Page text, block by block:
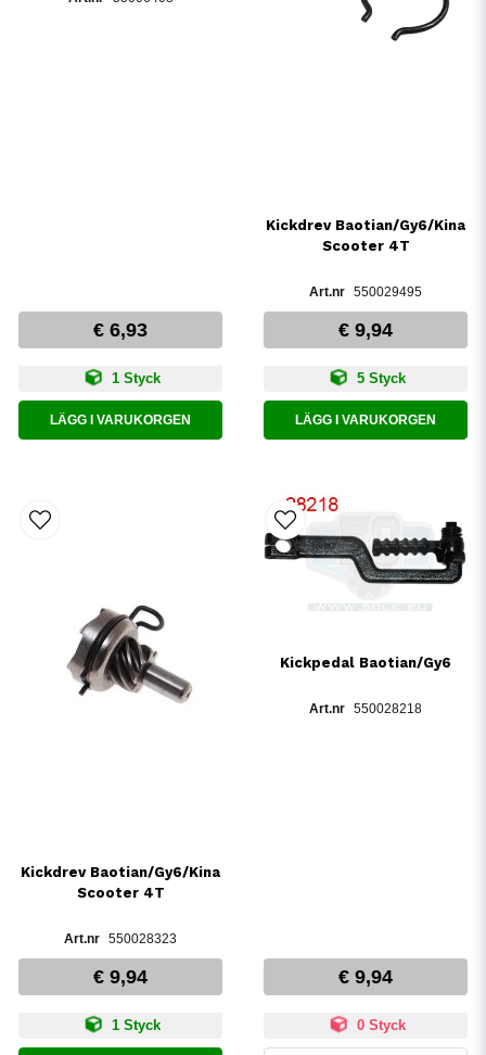
€ 6,93
1 Styck
LÄGG I VARUKORGEN
Kickdrev Baotian/Gy6/Kina
Scooter 4T
550029495
€ 9,94
5 Styck
LÄGG I VARUKORGEN
Kickdrev Baotian/Gy6/Kina
Scooter 4T
550028323
€ 9,94
1 Styck
Kickpedal Baotian/Gy6
550028218
€ 9,94
0 Styck